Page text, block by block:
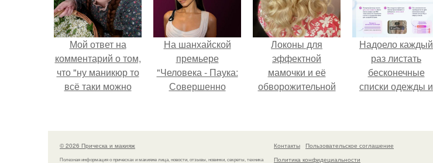
Мой ответ на
комментарий о том,
что "ну маникюр то
всё таки можно
На шанхайской
премьере
"Человека - Паука:
Совершенно
просто очередной
артефакт высокой
Локоны для
эффектной
мамочки и её
обворожительной
Надоело каждый
раз листать
бесконечные
списки одежды и
кусочкам?
© 2026 Прическа и макияж
Полезная информация о прическах и макияже лица, новости, отзывы, новинки, секреты, техника
Контакты
Пользовательское соглашение
Политика конфидециальности